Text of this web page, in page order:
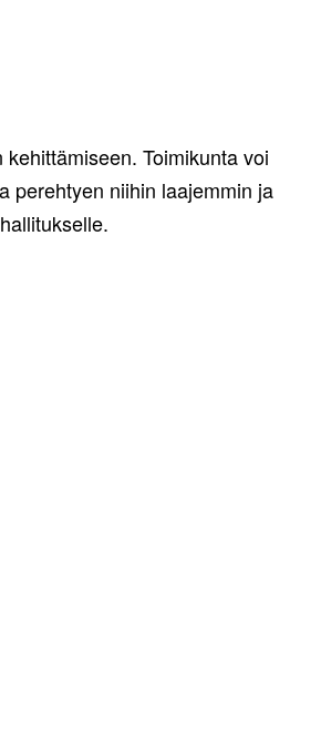
Toimikunta voi
perehtyen niihin laajemmin ja